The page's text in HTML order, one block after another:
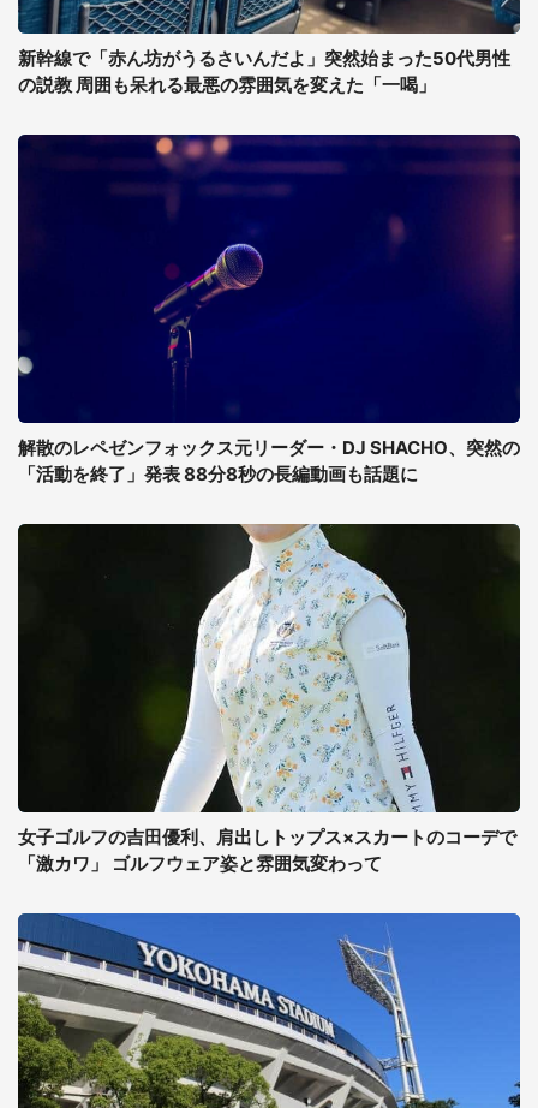
新幹線で「赤ん坊がうるさいんだよ」突然始まった50代男性
の説教 周囲も呆れる最悪の雰囲気を変えた「一喝」
解散のレペゼンフォックス元リーダー・DJ SHACHO、突然の
「活動を終了」発表 88分8秒の長編動画も話題に
女子ゴルフの吉田優利、肩出しトップス×スカートのコーデで
「激カワ」 ゴルフウェア姿と雰囲気変わって